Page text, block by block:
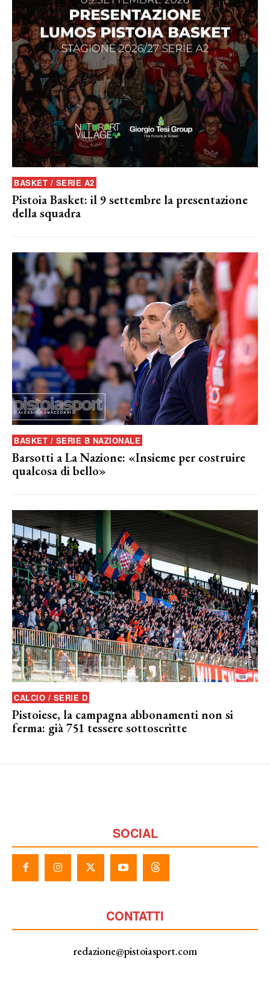
BASKET / SERIE A2
Pistoia Basket: il 9 settembre la presentazione
della squadra
BASKET / SERIE B NAZIONALE
Barsotti a La Nazione: «Insieme per costruire
qualcosa di bello»
CALCIO / SERIE D
Pistoiese, la campagna abbonamenti non si
ferma: già 751 tessere sottoscritte
SOCIAL
CONTATTI
redazione@pistoiasport.com